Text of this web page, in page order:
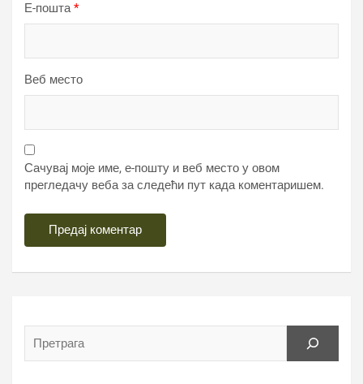
Е-пошта*
Веб место
Сачувај моје име, е-пошту и веб место у овом
прегледачу веба за следећи пут када коментаришем.